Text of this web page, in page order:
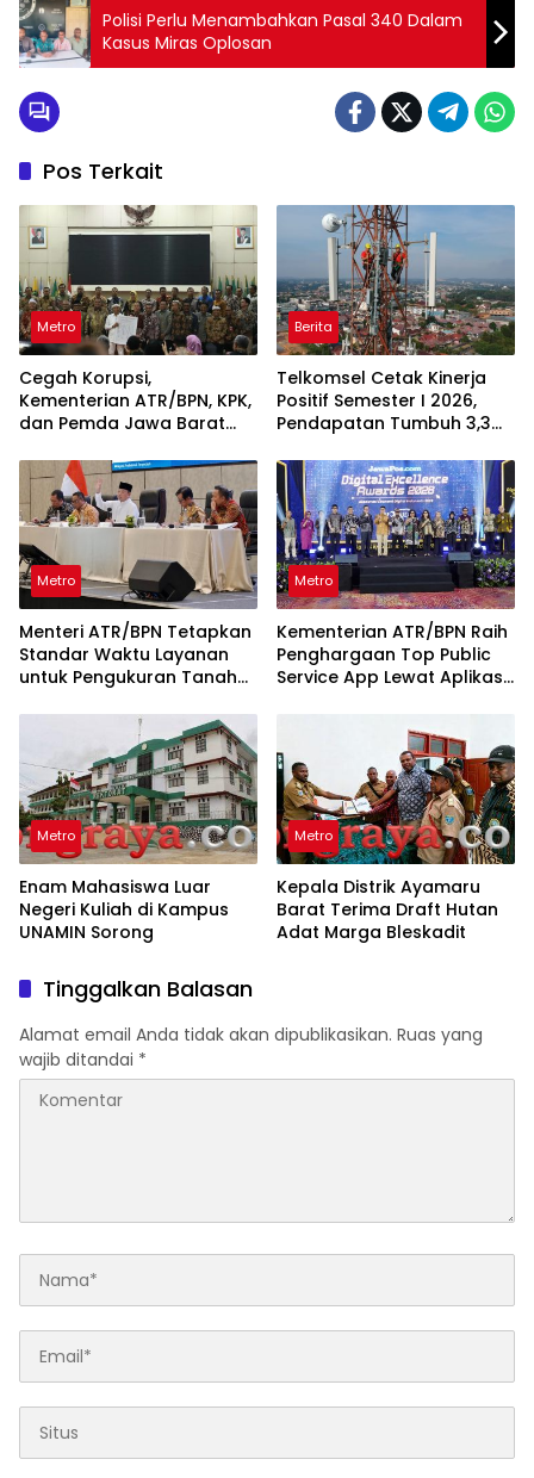
Polisi Perlu Menambahkan Pasal 340 Dalam
Kasus Miras Oplosan
Pos Terkait
Metro
Cegah Korupsi,
Kementerian ATR/BPN, KPK,
dan Pemda Jawa Barat
Berita
Telkomsel Cetak Kinerja
Positif Semester I 2026,
Pendapatan Tumbuh 3,3
Metro
Menteri ATR/BPN Tetapkan
Standar Waktu Layanan
untuk Pengukuran Tanah
Metro
Kementerian ATR/BPN Raih
Penghargaan Top Public
Service App Lewat Aplikasi
Metro
Enam Mahasiswa Luar
Negeri Kuliah di Kampus
UNAMIN Sorong
Metro
Kepala Distrik Ayamaru
Barat Terima Draft Hutan
Adat Marga Bleskadit
Tinggalkan Balasan
Alamat email Anda tidak akan dipublikasikan. Ruas yang
wajib ditandai *